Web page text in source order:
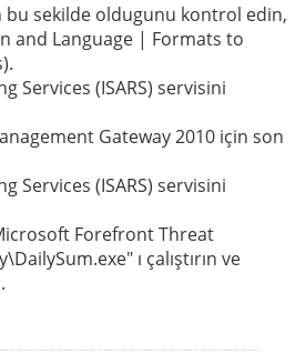
bu sekilde oldugunu kontrol edin,
and Language | Formats to
Services (ISARS) servisini
Gateway 2010 için son
Services (ISARS) servisini
Forefront Threat
ı çalıştırın ve